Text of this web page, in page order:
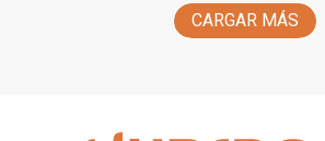
CARGAR MÁS